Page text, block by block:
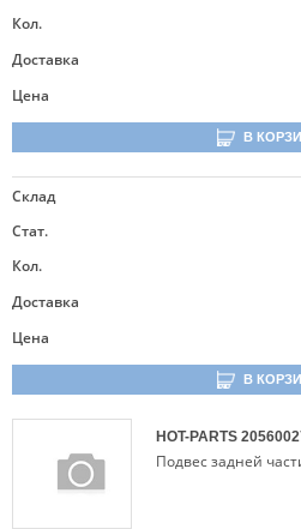
Кол.
Доставка
Цена
В
Склад
Стат.
Кол.
Доставка
Цена
В
HOT-PARTS
Подвес задней